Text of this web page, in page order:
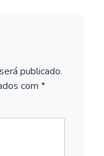
publicado.
com *